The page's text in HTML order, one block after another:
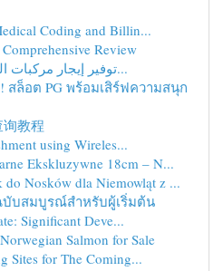
Coding and Billin...
Review
توفير إيجار مركبات المرسيدس الفاخرة ب...
ล็อต PG พร้อมเสิร์ฟความสนุก
教程
using Wireles...
Ekskluzywne 18cm – N...
Nosków dla Niemowląt z ...
บับสมบูรณ์สำหรับผู้เริ่มต้น
Significant Deve...
Salmon for Sale
Sites for The Coming...